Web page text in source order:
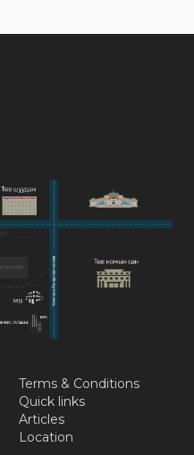
Terms & Conditions
Quick links
Articles
Location